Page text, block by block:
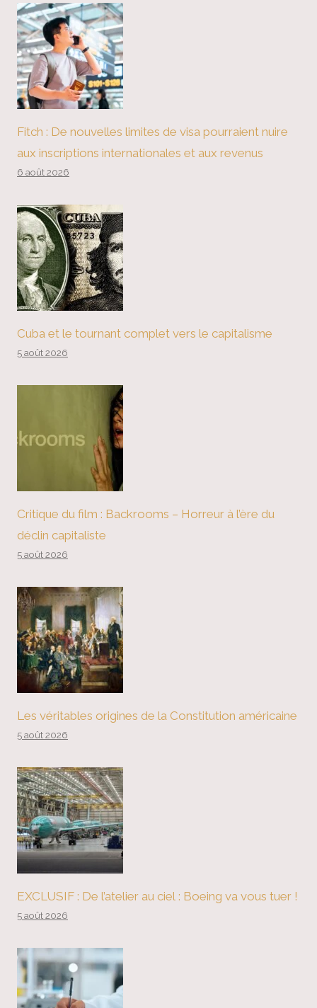
Fitch : De nouvelles limites de visa pourraient nuire
aux inscriptions internationales et aux revenus
6 août 2026
Cuba et le tournant complet vers le capitalisme
5 août 2026
Critique du film : Backrooms – Horreur à l’ère du
déclin capitaliste
5 août 2026
Les véritables origines de la Constitution américaine
5 août 2026
EXCLUSIF : De l’atelier au ciel : Boeing va vous tuer !
5 août 2026